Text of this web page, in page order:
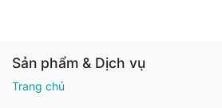
Sản phẩm & Dịch vụ
Trang chủ